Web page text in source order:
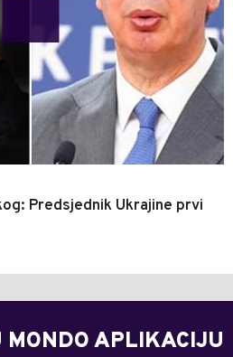
Predsjednik Ukrajine prvi
MONDO APLIKACIJU